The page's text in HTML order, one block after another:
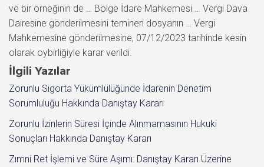
ve bir örneğinin de … Bölge İdare Mahkemesi … Vergi Dava
Dairesine gönderilmesini teminen dosyanın … Vergi
Mahkemesine gönderilmesine, 07/12/2023 tarihinde kesin
olarak oybirliğiyle karar verildi.
İlgili Yazılar
Zorunlu Sigorta Yükümlülüğünde İdarenin Denetim
Sorumluluğu Hakkında Danıştay Kararı
Zorunlu İzinlerin Süresi İçinde Alınmamasının Hukuki
Sonuçları Hakkında Danıştay Kararı
Zımni Ret İşlemi ve Süre Aşımı: Danıştay Kararı Üzerine